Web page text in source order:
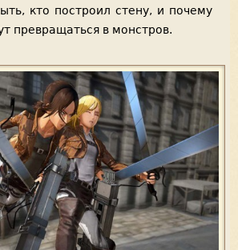
кто построил стену, и почему
превращаться в монстров.